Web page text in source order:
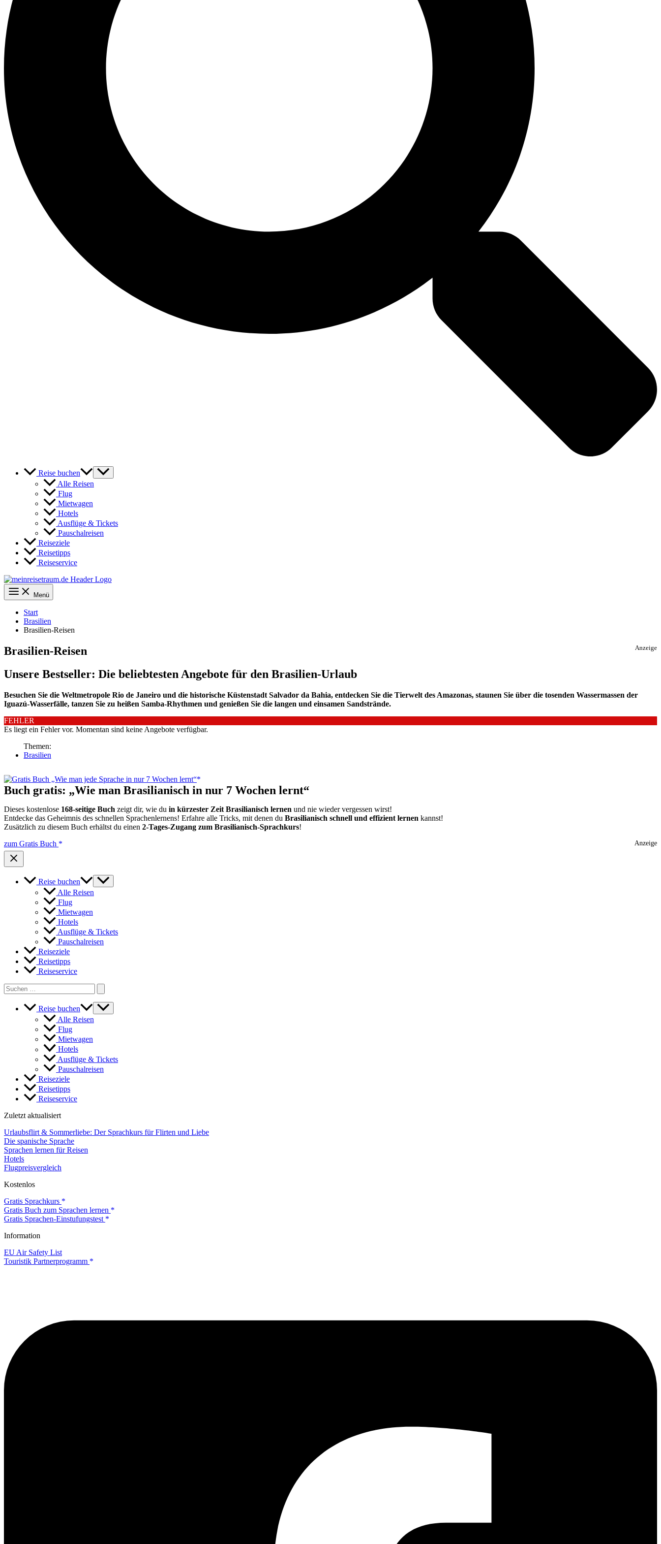
Reise buchen
Alle Reisen
Flug
Mietwagen
Hotels
Ausflüge & Tickets
Pauschalreisen
Reiseziele
Reisetipps
Reiseservice
Menü
Start
Brasilien
Brasilien-Reisen
Anzeige
Brasilien-Reisen
Unsere Bestseller: Die beliebtesten Angebote für den Brasilien-Urlaub
Besuchen Sie die Weltmetropole Rio de Janeiro und die historische Küstenstadt Salvador da Bahia, entdecken Sie die Tierwelt des Amazonas, staunen Sie über die tosenden Wassermassen der
Iguazú-Wasserfälle, tanzen Sie zu heißen Samba-Rhythmen und genießen Sie die langen und einsamen Sandstrände.
FEHLER
Es liegt ein Fehler vor. Momentan sind keine Angebote verfügbar.
Themen:
Brasilien
Buch gratis: „Wie man Brasilianisch in nur 7 Wochen lernt“
Dieses kostenlose 168-seitige Buch zeigt dir, wie du in kürzester Zeit Brasilianisch lernen und nie wieder vergessen wirst!
Entdecke das Geheimnis des schnellen Sprachenlernens! Erfahre alle Tricks, mit denen du Brasilianisch schnell und effizient lernen kannst!
Zusätzlich zu diesem Buch erhältst du einen 2-Tages-Zugang zum Brasilianisch-Sprachkurs!
Anzeige
zum Gratis Buch
Reise buchen
Alle Reisen
Flug
Mietwagen
Hotels
Ausflüge & Tickets
Pauschalreisen
Reiseziele
Reisetipps
Reiseservice
Search
for:
Reise buchen
Alle Reisen
Flug
Mietwagen
Hotels
Ausflüge & Tickets
Pauschalreisen
Reiseziele
Reisetipps
Reiseservice
Zuletzt aktualisiert
Urlaubsflirt & Sommerliebe: Der Sprachkurs für Flirten und Liebe
Die spanische Sprache
Sprachen lernen für Reisen
Hotels
Flugpreisvergleich
Kostenlos
Gratis Sprachkurs
Gratis Buch zum Sprachen lernen
Gratis Sprachen-Einstufungstest
Information
EU Air Safety List
Touristik Partnerprogramm